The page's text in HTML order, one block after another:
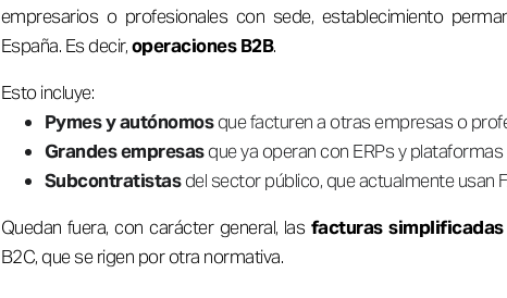
empresarios o profesionales con sede, establecimiento
España. Es decir,operaciones B2B.
Esto incluye:
Pymes y autónomosque facturen a otras empresas o
Grandes empresasque ya operan con ERPs y
Subcontratistasdel sector público, que actualmente usan
Quedan fuera, con carácter general, las facturas simplificadas
B2C, que se rigen por otra normativa.